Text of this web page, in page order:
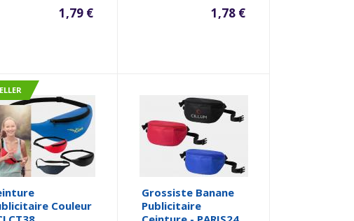
1,79 € 1,78 €
Couleur
Grossiste Banane
Publicitaire